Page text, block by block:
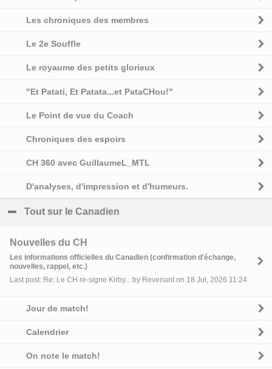
Les chroniques des membres
Le 2e Souffle
Le royaume des petits glorieux
"Et Patati, Et Patata...et PataCHou!"
Le Point de vue du Coach
Chroniques des espoirs
CH 360 avec GuillaumeL_MTL
D'analyses, d'impression et d'humeurs.
Tout sur le Canadien
Nouvelles du CH
Les informations officielles du Canadien (confirmation d'échange,
nouvelles, rappel, etc.)
Last post: Re: Le CH re-signe Kirby... by Revenant on 18 Jul, 2026 11:24
Jour de match!
Calendrier
On note le match!